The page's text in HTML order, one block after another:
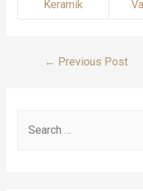
Keramik
Post
← Previous Post